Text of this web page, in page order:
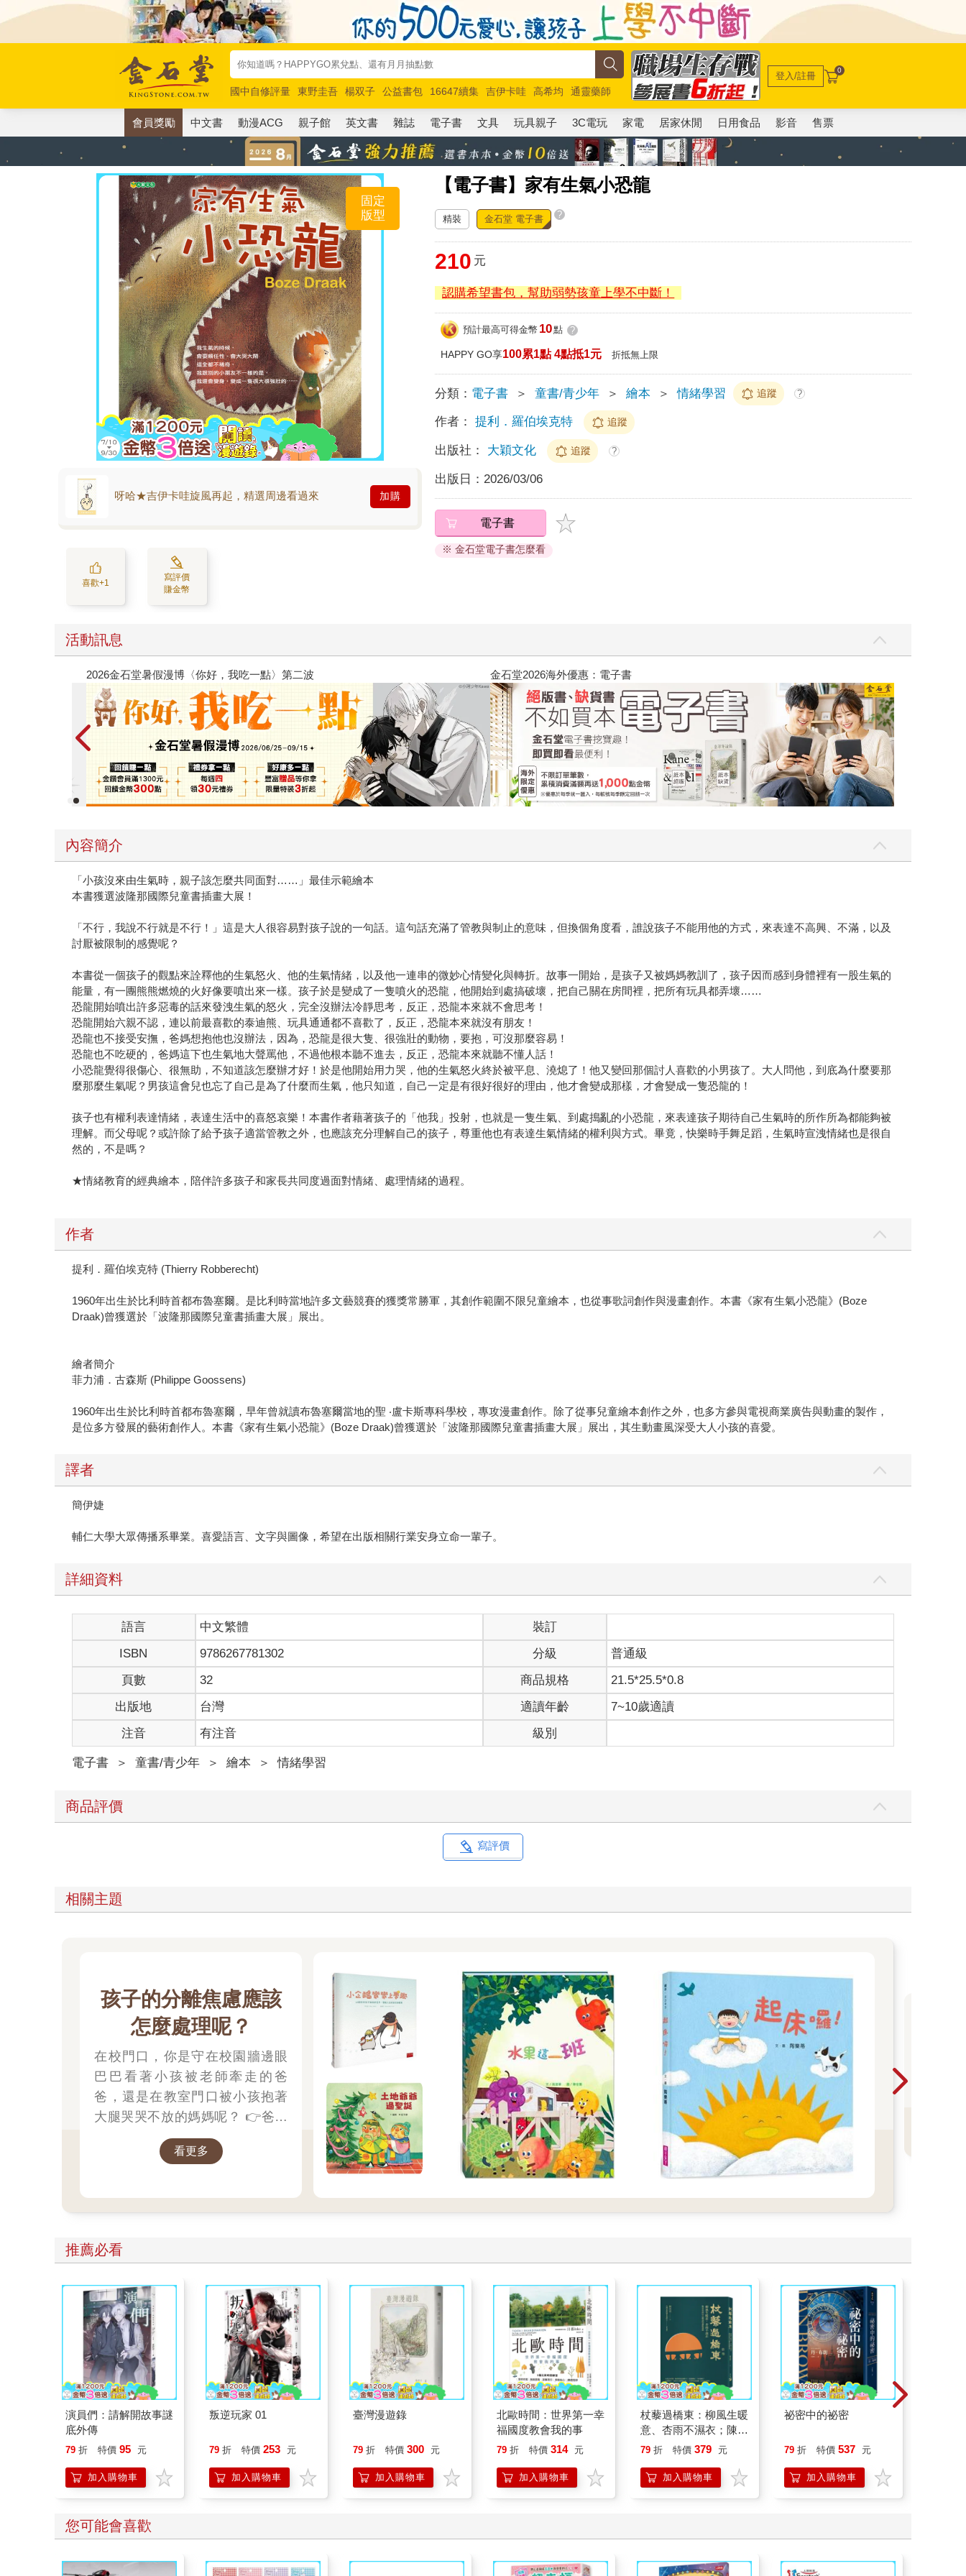
國中自修評量 東野圭吾 楊双子 公益書包 16647續集 吉伊卡哇 高希均
通靈藥師
唯紅花綻放
奧德賽 路邊攤新作 馬斯克 玩具總動員5 超慢跑
登入/註冊 0
會員獎勵 中文書 動漫ACG 親子館 英文書 雜誌 電子書 文具 玩具親子 3C電玩 家電 居家休閒 日用食品 影音 售票
【電子書】家有生氣小恐龍
固定
版型
呀哈★吉伊卡哇旋風再起，精選周邊看過來 加購
喜歡+1
寫評價
賺金幣
精裝 金石堂 電子書 ?
210 元
認購希望書包，幫助弱勢孩童上學不中斷！
預計最高可得金幣 10點 ?
HAPPY GO享100累1點 4點抵1元 折抵無上限
分類： 電子書 ＞ 童書/青少年 ＞ 繪本 ＞ 情緒學習 追蹤 ?
作者： 提利．羅伯埃克特 追蹤
出版社： 大穎文化 追蹤 ?
出版日： 2026/03/06
電子書
※ 金石堂電子書怎麼看
活動訊息
春光ｘ奇幻基地｜全書系展 2026金石堂暑假漫博〈你好，我吃一點〉第二波
內容簡介
「小孩沒來由生氣時，親子該怎麼共同面對……」最佳示範繪本
本書獲選波隆那國際兒童書插畫大展！
「不行，我說不行就是不行！」這是大人很容易對孩子說的一句話。這句話充滿了管教與制止的意味，但換個角度看，誰說孩子不能用他的方式，來表達不高興、不滿，以及
討厭被限制的感覺呢？
本書從一個孩子的觀點來詮釋他的生氣怒火、他的生氣情緒，以及他一連串的微妙心情變化與轉折。故事一開始，是孩子又被媽媽教訓了，孩子因而感到身體裡有一股生氣的
能量，有一團熊熊燃燒的火好像要噴出來一樣。孩子於是變成了一隻噴火的恐龍，他開始到處搞破壞，把自己關在房間裡，把所有玩具都弄壞……
恐龍開始噴出許多惡毒的話來發洩生氣的怒火，完全沒辦法冷靜思考，反正，恐龍本來就不會思考！
恐龍開始六親不認，連以前最喜歡的泰迪熊、玩具通通都不喜歡了，反正，恐龍本來就沒有朋友！
恐龍也不接受安撫，爸媽想抱他也沒辦法，因為，恐龍是很大隻、很強壯的動物，要抱，可沒那麼容易！
恐龍也不吃硬的，爸媽這下也生氣地大聲罵他，不過他根本聽不進去，反正，恐龍本來就聽不懂人話！
小恐龍覺得很傷心、很無助，不知道該怎麼辦才好！於是他開始用力哭，他的生氣怒火終於被平息、澆熄了！他又變回那個討人喜歡的小男孩了。大人問他，到底為什麼要那
麼那麼生氣呢？男孩這會兒也忘了自己是為了什麼而生氣，他只知道，自己一定是有很好很好的理由，他才會變成那樣，才會變成一隻恐龍的！
孩子也有權利表達情緒，表達生活中的喜怒哀樂！本書作者藉著孩子的「他我」投射，也就是一隻生氣、到處搗亂的小恐龍，來表達孩子期待自己生氣時的所作所為都能夠被
理解。而父母呢？或許除了給予孩子適當管教之外，也應該充分理解自己的孩子，尊重他也有表達生氣情緒的權利與方式。畢竟，快樂時手舞足蹈，生氣時宣洩情緒也是很自
然的，不是嗎？
★情緒教育的經典繪本，陪伴許多孩子和家長共同度過面對情緒、處理情緒的過程。
作者
提利．羅伯埃克特 (Thierry Robberecht)
1960年出生於比利時首都布魯塞爾。是比利時當地許多文藝競賽的獲獎常勝軍，其創作範圍不限兒童繪本，也從事歌詞創作與漫畫創作。本書《家有生氣小恐龍》(Boze
Draak)曾獲選於「波隆那國際兒童書插畫大展」展出。
繪者簡介
菲力浦．古森斯 (Philippe Goossens)
1960年出生於比利時首都布魯塞爾，早年曾就讀布魯塞爾當地的聖 ‧盧卡斯專科學校，專攻漫畫創作。除了從事兒童繪本創作之外，也多方參與電視商業廣告與動畫的製作，
是位多方發展的藝術創作人。本書《家有生氣小恐龍》(Boze Draak)曾獲選於「波隆那國際兒童書插畫大展」展出，其生動畫風深受大人小孩的喜愛。
譯者
簡伊婕
輔仁大學大眾傳播系畢業。喜愛語言、文字與圖像，希望在出版相關行業安身立命一輩子。
詳細資料
語言 中文繁體
裝訂
ISBN
9786267781302 分級
普通級
頁數
32 商品規格
21.5*25.5*0.8
出版地
台灣 適讀年齡
7~10歲適讀
注音
有注音 級別
電子書 ＞ 童書/青少年 ＞ 繪本 ＞ 情緒學習
商品評價
寫評價
相關主題
孩子的分離焦慮應該
怎麼處理呢？
在校門口，你是守在校園牆邊眼
巴巴看著小孩被老師牽走的爸
爸，還是在教室門口被小孩抱著
大腿哭哭不放的媽媽呢？ 👉爸媽
的分離焦慮應該怎麼處理呢？1.認
知到不安是正常的 2.讓注意力轉
👉那小朋友該如何適應過渡期
呢？1.可給予適當的安撫玩具也許
子分開時請好好堅定道別不可哄
的接回孩子 好好的渡這個時期，
爸爸媽媽和孩子一起迎接成長的
過程！真是太好了！ 🎉金石堂開
學季！爸媽好輕鬆教你一站購
足！文具、書包、書套參展品全
面5折起！👉文具滿777送80元電
子禮券 👉全站商品滿1200回饋
4%金幣
看更多
推薦必看
演員們：請解開故事謎
底外傳
79 折 特價 95 元
加入購物車
叛逆玩家 01
79 折 特價 253 元
加入購物車
臺灣漫遊錄
79 折 特價 300 元
加入購物車
北歐時間：世界第一幸
福國度教會我的事
79 折 特價 314 元
加入購物車
杖藜過橋東：柳風生暖
意、杏雨不濕衣；陳亮
恭談以心轉境的適齡漫
79 折 特價 379 元
加入購物車
祕密中的祕密
79 折 特價 537 元
加入購物車
您可能會喜歡